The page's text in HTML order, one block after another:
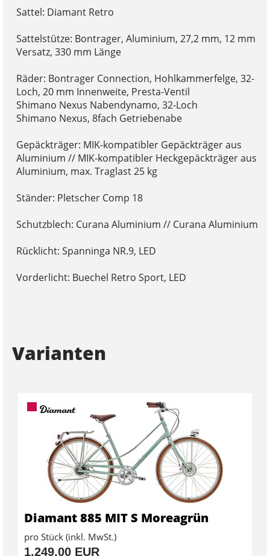
Sattel: Diamant Retro
Sattelstütze: Bontrager, Aluminium, 27,2 mm, 12 mm
Versatz, 330 mm Länge
Räder: Bontrager Connection, Hohlkammerfelge, 32-
Loch, 20 mm Innenweite, Presta-Ventil
Shimano Nexus Nabendynamo, 32-Loch
Shimano Nexus, 8fach Getriebenabe
Gepäckträger: MIK-kompatibler Gepäckträger aus
Aluminium // MIK-kompatibler Heckgepäckträger aus
Aluminium, max. Traglast 25 kg
Ständer: Pletscher Comp 18
Schutzblech: Curana Aluminium // Curana Aluminium
Rücklicht: Spanninga NR.9, LED
Vorderlicht: Buechel Retro Sport, LED
Varianten
Diamant 885 MIT S Moreagrün
pro Stück (inkl. MwSt.)
1.249,00 EUR